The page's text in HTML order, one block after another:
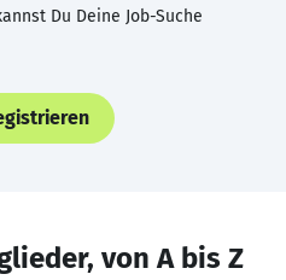
Du Deine Job-Suche
von A bis Z